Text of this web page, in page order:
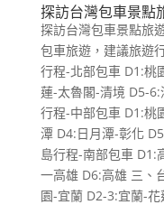
探訪台灣包車景點
探訪台灣包車景點旅
包車旅遊，建議旅遊
行程-北部包車 D1:桃
蓮-太魯閣-清境 D5-
行程-中部包車 D1:桃
潭 D4:日月潭-彰化
島行程-南部包車 D1:
一高雄 D6:高雄 三、
園-宜蘭 D2-3:宜蘭-花